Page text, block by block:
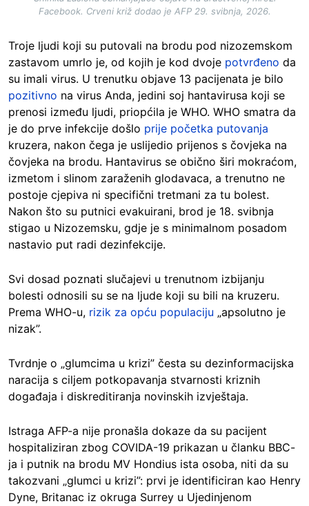
Facebook. Crveni križ dodao je AFP 29. svibnja, 2026.
Troje ljudi koji su putovali na brodu pod nizozemskom
zastavom umrlo je, od kojih je kod dvoje potvrđeno da
su imali virus. U trenutku objave 13 pacijenata je bilo
pozitivno na virus Anda, jedini soj hantavirusa koji se
prenosi između ljudi, priopćila je WHO. WHO smatra da
je do prve infekcije došlo prije početka putovanja
kruzera, nakon čega je uslijedio prijenos s čovjeka na
čovjeka na brodu. Hantavirus se obično širi mokraćom,
izmetom i slinom zaraženih glodavaca, a trenutno ne
postoje cjepiva ni specifični tretmani za tu bolest.
Nakon što su putnici evakuirani, brod je 18. svibnja
stigao u Nizozemsku, gdje je s minimalnom posadom
nastavio put radi dezinfekcije.
Svi dosad poznati slučajevi u trenutnom izbijanju
bolesti odnosili su se na ljude koji su bili na kruzeru.
Prema WHO-u, rizik za opću populaciju „apsolutno je
nizak”.
Tvrdnje o „glumcima u krizi” česta su dezinformacijska
naracija s ciljem potkopavanja stvarnosti kriznih
događaja i diskreditiranja novinskih izvještaja.
Istraga AFP-a nije pronašla dokaze da su pacijent
hospitaliziran zbog COVIDA-19 prikazan u članku BBC-
ja i putnik na brodu MV Hondius ista osoba, niti da su
takozvani „glumci u krizi”: prvi je identificiran kao Henry
Dyne, Britanac iz okruga Surrey u Ujedinjenom